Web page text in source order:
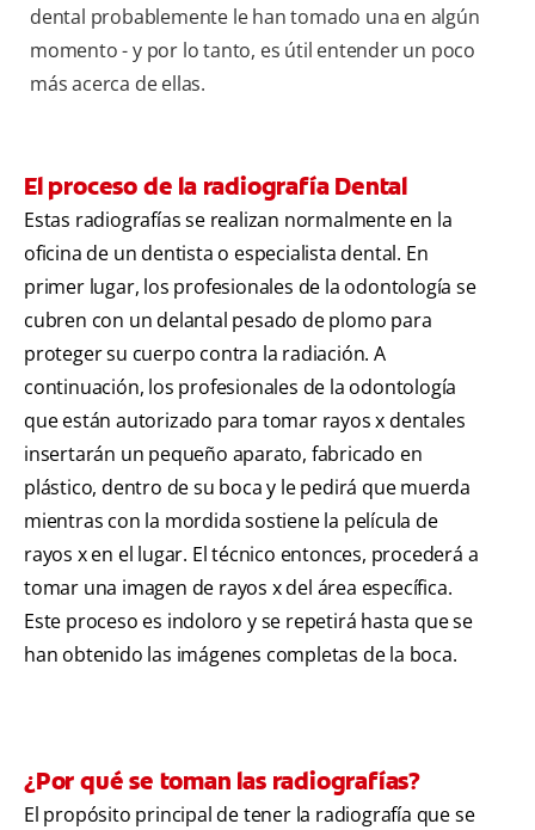
dental probablemente le han tomado una en algún
momento - y por lo tanto, es útil entender un poco
más acerca de ellas.
El proceso de la radiografía Dental
Estas radiografías se realizan normalmente en la
oficina de un dentista o especialista dental. En
primer lugar, los profesionales de la odontología se
cubren con un delantal pesado de plomo para
proteger su cuerpo contra la radiación. A
continuación, los profesionales de la odontología
que están autorizado para tomar rayos x dentales
insertarán un pequeño aparato, fabricado en
plástico, dentro de su boca y le pedirá que muerda
mientras con la mordida sostiene la película de
rayos x en el lugar. El técnico entonces, procederá a
tomar una imagen de rayos x del área específica.
Este proceso es indoloro y se repetirá hasta que se
han obtenido las imágenes completas de la boca.
¿Por qué se toman las radiografías?
El propósito principal de tener la radiografía que se